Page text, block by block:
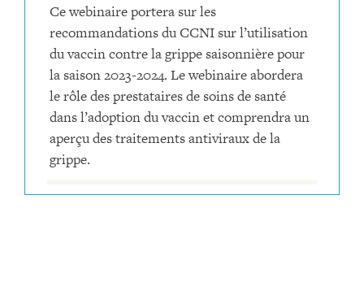
Ce webinaire portera sur les
recommandations du CCNI sur l’utilisation
du vaccin contre la grippe saisonnière pour
la saison 2023-2024. Le webinaire abordera
le rôle des prestataires de soins de santé
dans l’adoption du vaccin et comprendra un
aperçu des traitements antiviraux de la
grippe.